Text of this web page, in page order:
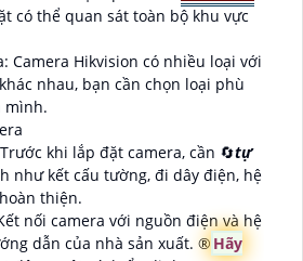
có thể quan sát toàn bộ khu vực
Camera Hikvision có nhiều loại với
nhau, bạn cần chọn loại phù
mình.
khi lắp đặt camera, cần 🔄tự
như kết cấu tường, đi dây điện, hệ
thiện.
nối camera với nguồn điện và hệ
dẫn của nhà sản xuất. ®️ Hãy